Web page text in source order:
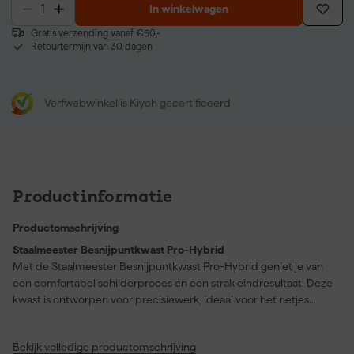
In winkelwagen
Gratis verzending vanaf €50,-
Retourtermijn van 30 dagen
Verfwebwinkel is Kiyoh gecertificeerd
Productinformatie
Productomschrijving
Staalmeester Besnijpuntkwast Pro-Hybrid
Met de Staalmeester Besnijpuntkwast Pro-Hybrid geniet je van
een comfortabel schilderproces en een strak eindresultaat. Deze
kwast is ontworpen voor precisiewerk, ideaal voor het netjes
terwijl er toch voldoende verf wordt aangebracht voor een mooie
Bekijk volledige productomschrijving